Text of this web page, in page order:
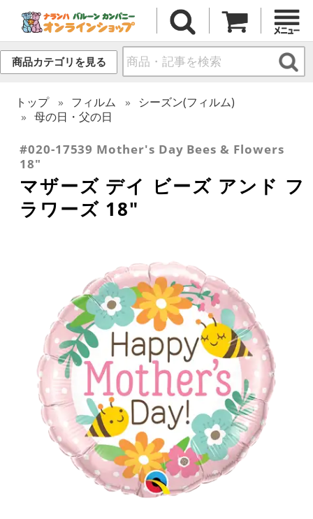
商品カテゴリを見る
トップ フィルム
シーズン(フィルム)
母の日・父の日
#020-17539 Mother's Day Bees & Flowers
18"
マザーズ デイ ビーズ アンド フ
ラワーズ 18"